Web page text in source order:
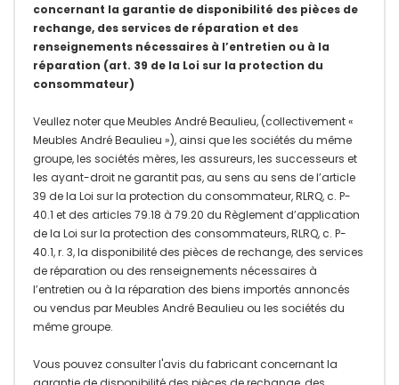
concernant la garantie de disponibilité des pièces de
rechange, des services de réparation et des
renseignements nécessaires à l’entretien ou à la
réparation (art. 39 de la Loi sur la protection du
consommateur)
Veullez noter que Meubles André Beaulieu, (collectivement «
Meubles André Beaulieu »), ainsi que les sociétés du même
groupe, les sociétés mères, les assureurs, les successeurs et
les ayant-droit ne garantit pas, au sens au sens de l’article
39 de la Loi sur la protection du consommateur, RLRQ, c. P-
40.1 et des articles 79.18 à 79.20 du Règlement d’application
de la Loi sur la protection des consommateurs, RLRQ, c. P-
40.1, r. 3, la disponibilité des pièces de rechange, des services
de réparation ou des renseignements nécessaires à
l’entretien ou à la réparation des biens importés annoncés
ou vendus par Meubles André Beaulieu ou les sociétés du
même groupe.
Vous pouvez consulter l'avis du fabricant concernant la